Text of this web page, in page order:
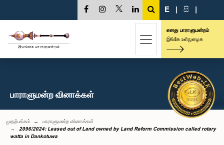
E | සි |
எனது பாராளுமன்றம்
இங்கே உள்நுழைக
பாராளுமன்ற வினாக்கள்
முதற்பக்கம்
பாராளுமன்ற வினாக்கள்
2096/2024: Leased out of Land owned by Land Reform Commission called rotary
watta in Dankotuwa